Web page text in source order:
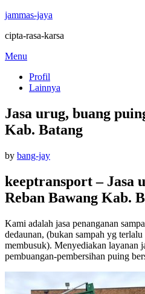
jammas-jaya
cipta-rasa-karsa
Skip
content
Menu
Profil
Lainnya
Jasa urug, buang
Kab. Batang
by bang-jayPosted
keeptransport – Jasa
Reban Bawang Kab.
Kami adalah jasa penanganan
dedaunan, (bukan sampah yg
membusuk). Menyediakan layanan
pembuangan-pembersihan puing